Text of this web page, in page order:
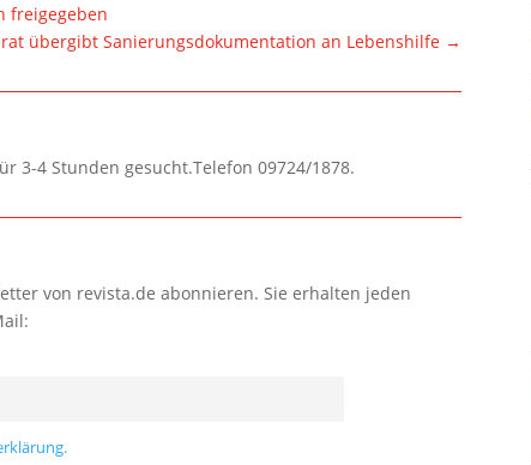
freigegeben
übergibt Sanierungsdokumentation an Lebenshilfe →
3-4 Stunden gesucht.Telefon 09724/1878.
von revista.de abonnieren. Sie erhalten jeden